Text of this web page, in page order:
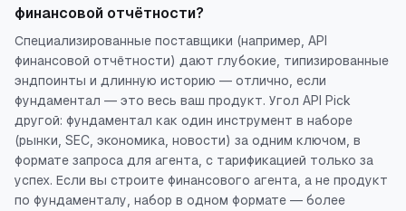
финансовой отчётности?
Специализированные поставщики (например, API
финансовой отчётности) дают глубокие, типизированные
эндпоинты и длинную историю — отлично, если
фундаментал — это весь ваш продукт. Угол API Pick
другой: фундаментал как один инструмент в наборе
(рынки, SEC, экономика, новости) за одним ключом, в
формате запроса для агента, с тарификацией только за
успех. Если вы строите финансового агента, а не продукт
по фундаменталу, набор в одном формате — более